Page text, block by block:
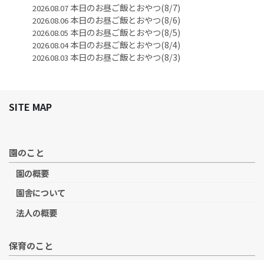
2026.08.07本日のお昼ご飯とおやつ(8/7)
2026.08.06本日のお昼ご飯とおやつ(8/6)
2026.08.05 本日のお昼ご飯とおやつ(8/5)
2026.08.04本日のお昼ご飯とおやつ(8/4)
2026.08.03 本日のお昼ご飯とおやつ(8/3)
SITE MAP
園のこと
園の概要
園舎について
法人の概要
保育のこと